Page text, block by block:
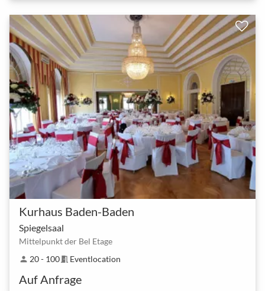
Kurhaus Baden-Baden
Spiegelsaal
Mittelpunkt der Bel Etage
person 20 - 100meeting_room Eventlocation
Auf Anfrage